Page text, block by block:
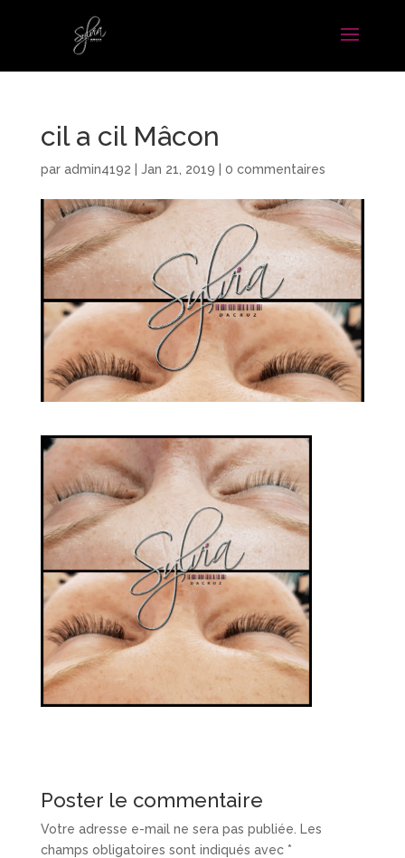
cil a cil Mâcon
par admin4192 Jan 21, 2019 0 commentaires
Poster le commentaire
Votre adresse e-mail ne sera pas publiée.
Les
champs obligatoires sont indiqués avec *